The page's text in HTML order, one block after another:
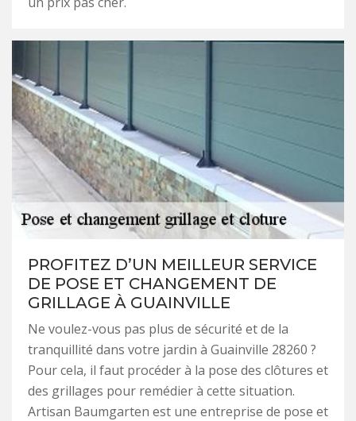
PROFITEZ D’UN MEILLEUR SERVICE
DE POSE ET CHANGEMENT DE
GRILLAGE À GUAINVILLE
Ne voulez-vous pas plus de sécurité et de la
tranquillité dans votre jardin à Guainville 28260 ?
Pour cela, il faut procéder à la pose des clôtures et
des grillages pour remédier à cette situation.
Artisan Baumgarten est une entreprise de pose et